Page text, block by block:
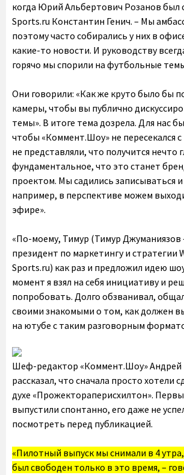
когда Юрий Альбертович Розанов был
Sports.ru Константин Генич. – Мы
поэтому часто собирались у них в
какие-то новости. И руководству
горячо мы спорили на футбольные
Они говорили: «Как же круто было бы
камеры, чтобы вы публично
темы». В итоге тема дозрела. Для нас
чтобы «Коммент.Шоу» не пересекался
не представляли, что получится нечто
фундаментальное, что это станет
проектом. Мы садились записываться
например, в перспективе можем
эфире».
«По-моему, Тимур (Тимур Джуманиязов
президент по маркетингу и стратегии
Sports.ru) как раз и предложил идею
момент я взял на себя инициативу и
попробовать. Долго обзванивал,
своими знакомыми о том, как должен
на ютубе с таким разговорным
Шеф-редактор «Коммент.Шоу»
рассказал, что сначала просто хотели
духе «Прожектораперисхилтон».
выпустили спонтанно, его даже не
посмотреть перед публикацией.
«Пилотный выпуск мы снимали в 4
был свободен только в это время, –